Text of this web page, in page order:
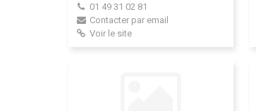
01 49 31 02 81
Contacter par email
Voir le site